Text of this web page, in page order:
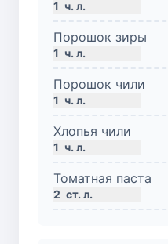
1 ч. л.
Порошок зиры
1 ч. л.
Порошок чили
1 ч. л.
Хлопья чили
1 ч. л.
Томатная паста
2 ст. л.